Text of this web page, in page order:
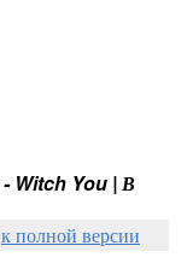
Witch You | В
к полной версии